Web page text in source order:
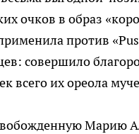
очков в образ
против
совершило
всего их ореола
Марию